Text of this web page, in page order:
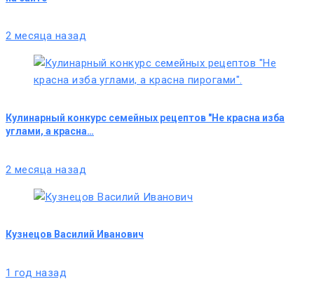
2 месяца назад
Кулинарный конкурс семейных рецептов "Не красна изба
углами, а красна…
2 месяца назад
Кузнецов Василий Иванович
1 год назад